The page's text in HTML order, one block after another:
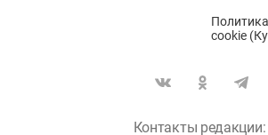
cookie
Контакты редакции: